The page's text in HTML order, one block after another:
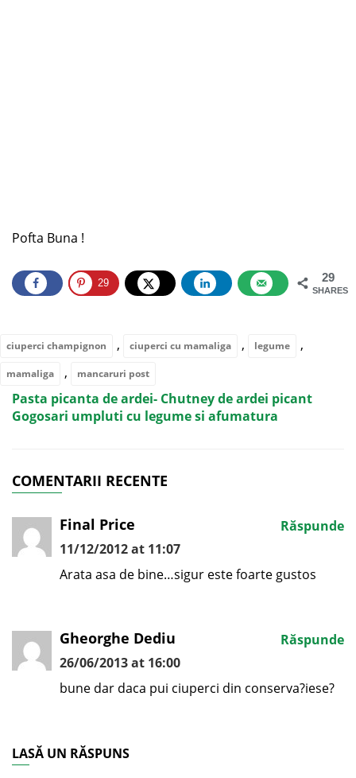
Pofta Buna !
29
SHARES
29
ciuperci champignon , ciuperci cu mamaliga , legume ,
mamaliga , mancaruri post
Pasta picanta de ardei- Chutney de ardei picant
Gogosari umpluti cu legume si afumatura
COMENTARII RECENTE
Final Price
11/12/2012 at 11:07
Arata asa de bine…sigur este foarte gustos
Răspunde
Gheorghe Dediu
26/06/2013 at 16:00
bune dar daca pui ciuperci din conserva?iese?
Răspunde
LASĂ UN RĂSPUNS